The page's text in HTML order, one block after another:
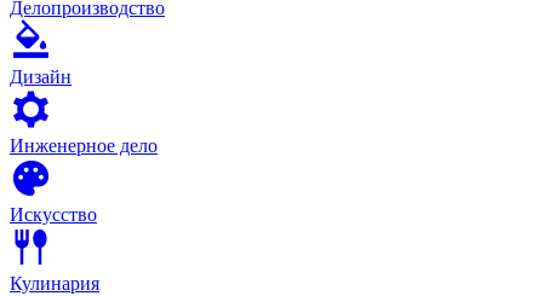
Делопроизводство
Дизайн
Инженерное дело
Искусство
Кулинария